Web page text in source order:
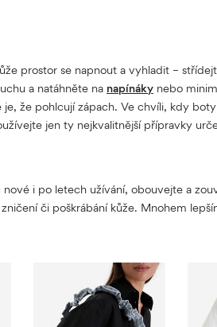
prostor se napnout a vyhladit –
a natáhněte na napínáky nebo
že pohlcují zápach. Ve chvíli, kdy
jen ty nejkvalitnější přípravky
i po letech užívání, obouvejte a
či poškrábání kůže. Mnohem